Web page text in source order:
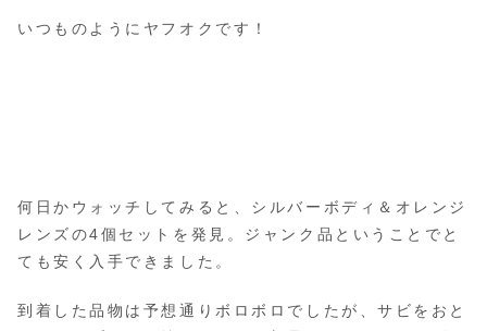
いつものようにヤフオクです！
何日かウォッチしてみると、シルバーボディ＆オレンジ
レンズの4個セットを発見。ジャンク品ということでと
ても安く入手できました。
到着した品物は予想通りボロボロでしたが、サビをおと